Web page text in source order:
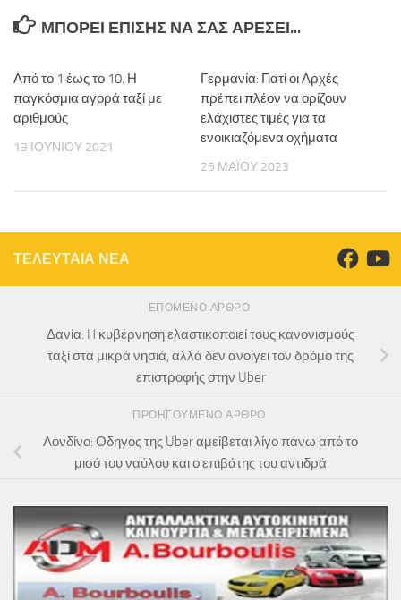
ΜΠΟΡΕΊ ΕΠΊΣΗΣ ΝΑ ΣΑΣ ΑΡΈΣΕΙ...
Από το 1 έως το 10. Η
παγκόσμια αγορά ταξί με
αριθμούς
13 ΙΟΥΝΊΟΥ 2021
Γερμανία: Γιατί οι Αρχές
πρέπει πλέον να ορίζουν
ελάχιστες τιμές για τα
ενοικιαζόμενα οχήματα
25 ΜΑΪ́ΟΥ 2023
ΤΕΛΕΥΤΑΙΑ ΝΕΑ
ΕΠΌΜΕΝΟ ΆΡΘΡΟ
Δανία: H κυβέρνηση ελαστικοποιεί τους κανονισμούς
ταξί στα μικρά νησιά, αλλά δεν ανοίγει τον δρόμο της
επιστροφής στην Uber
ΠΡΟΗΓΟΎΜΕΝΟ ΆΡΘΡΟ
Λονδίνο: Οδηγός της Uber αμείβεται λίγο πάνω από το
μισό του ναύλου και ο επιβάτης του αντιδρά